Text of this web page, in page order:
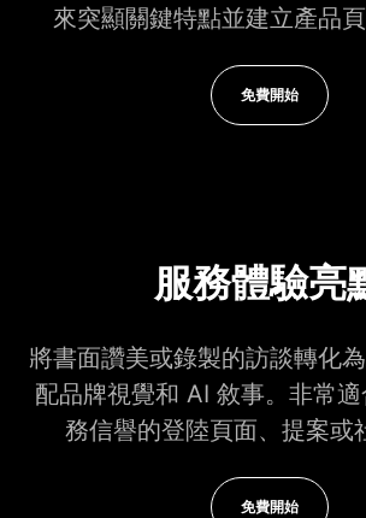
來突顯關鍵特點並建立產品頁
免費開始
服務體驗亮
將書面讚美或錄製的訪談轉化
配品牌視覺和 AI 敘事。非常
務信譽的登陸頁面、提案或
免費開始